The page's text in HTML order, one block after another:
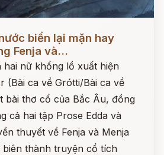
biển lại mặn hay
Fenja và...
hai nữ khổng lồ xuất hiện
(Bài ca về Grótti/Bài ca về
bài thơ cổ của Bắc Âu, đồng
cả hai tập Prose Edda và
thuyết về Fenja và Menja
biên thành truyện cổ tích